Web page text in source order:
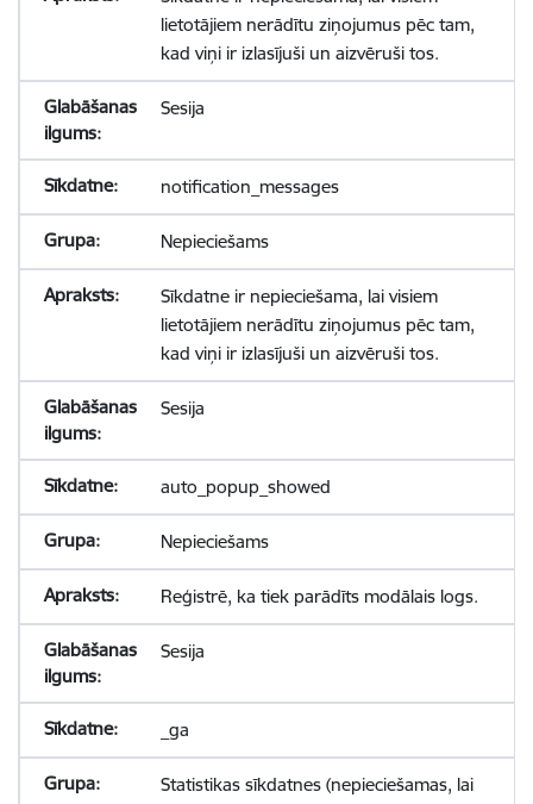
lietotājiem nerādītu ziņojumus pēc tam,
kad viņi ir izlasījuši un aizvēruši tos.
Sesija
notification_messages
Nepieciešams
Sīkdatne ir nepieciešama, lai visiem
lietotājiem nerādītu ziņojumus pēc tam,
kad viņi ir izlasījuši un aizvēruši tos.
Sesija
auto_popup_showed
Nepieciešams
Reģistrē, ka tiek parādīts modālais logs.
Sesija
_ga
Statistikas sīkdatnes (nepieciešamas, lai